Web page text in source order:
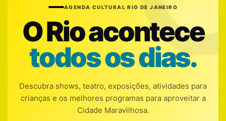
AGENDA CULTURAL RIO DE JANEIRO
O Rio acontece
todos os dias.
Descubra shows, teatro, exposições, atividades para
crianças e os melhores programas para aproveitar a
Cidade Maravilhosa.